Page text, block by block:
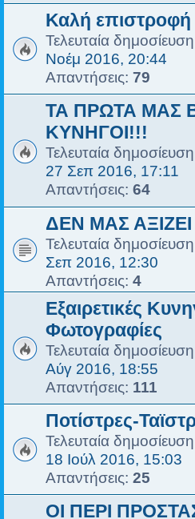
Καλή επιστροφή
Τελευταία
Νοέμ 2016, 20:44
Απαντήσεις: 79
ΤΑ ΠΡΩΤΑ ΜΑΣ
ΚΥΝΗΓΟΙ!!!
Τελευταία
27 Σεπ 2016, 17:11
Απαντήσεις: 64
ΔΕΝ ΜΑΣ ΑΞΙΖΕΙ
Τελευταία
Σεπ 2016, 12:30
Απαντήσεις: 4
Εξαιρετικές
Φωτογραφίες
Τελευταία
Αύγ 2016, 18:55
Απαντήσεις: 111
Ποτίστρες-
Τελευταία
18 Ιούλ 2016, 15:03
Απαντήσεις: 25
ΟΙ ΠΕΡΙ